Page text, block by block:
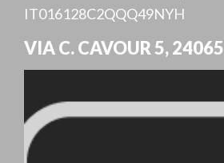
IT016128C2QQQ49NYH
VIA C. CAVOUR 5,24065